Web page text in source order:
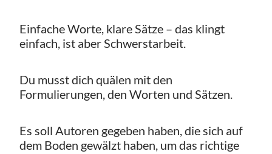
Einfache Worte, klare Sätze – das klingt
einfach, ist aber Schwerstarbeit.
Du musst dich quälen mit den
Formulierungen, den Worten und Sätzen.
Es soll Autoren gegeben haben, die sich auf
dem Boden gewälzt haben, um das richtige